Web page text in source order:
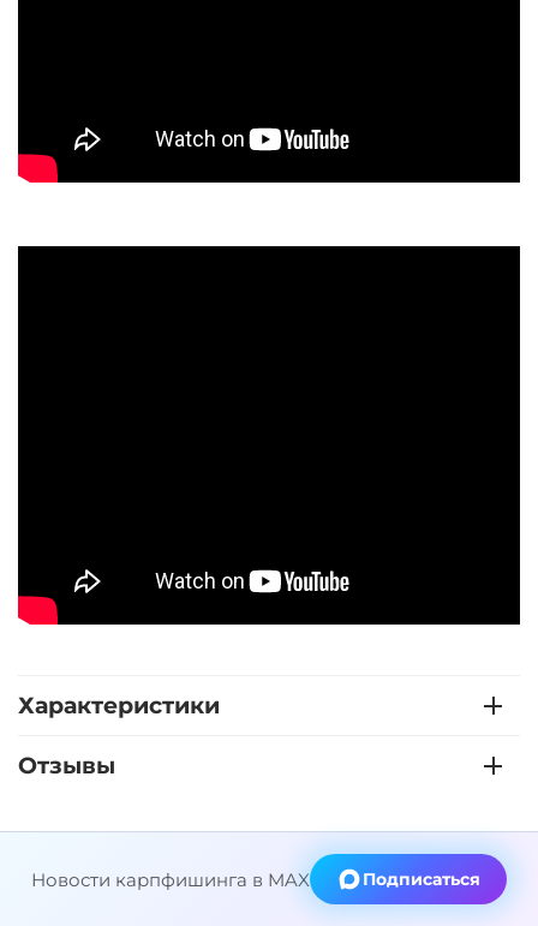
Характеристики
Отзывы
Новости карпфишинга в MAX Подписаться